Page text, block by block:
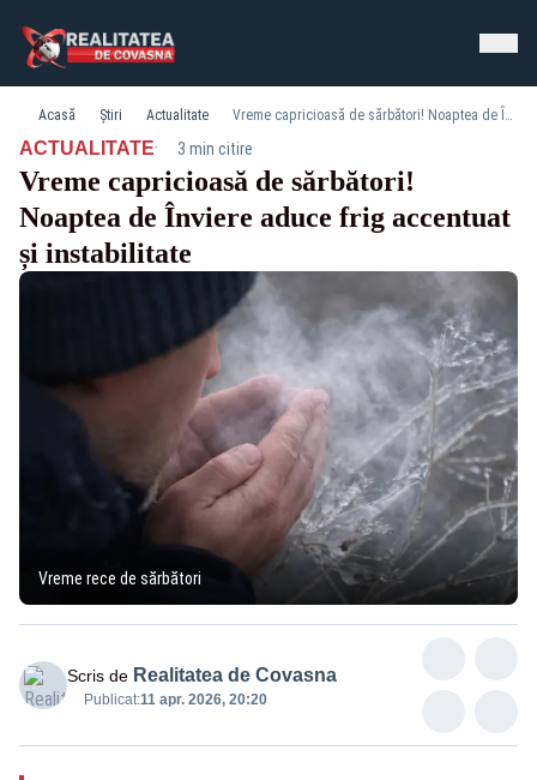
Acasă Știri Actualitate Vreme capricioasă de sărbători! Noaptea de Înviere aduce frig accentuat și instabilitate
ACTUALITATE· 3 min citire
Vreme capricioasă de sărbători!
Noaptea de Înviere aduce frig accentuat
și instabilitate
Vreme rece de sărbători
Scris de Realitatea de Covasna
Publicat:11 apr. 2026, 20:20